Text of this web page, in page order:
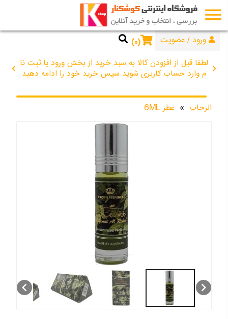
menu
ورود/عضویت ۰
076
44672734
chevron_right لطفا قبل از افزودن کالا به سبد خرید از بخش ورود یا ثبت نا
م وارد حساب کاربری شوید سپس خرید خود را ادامه دهید chevron_left
الرحاب » عطر 6ML
chevron_right
chevron_left